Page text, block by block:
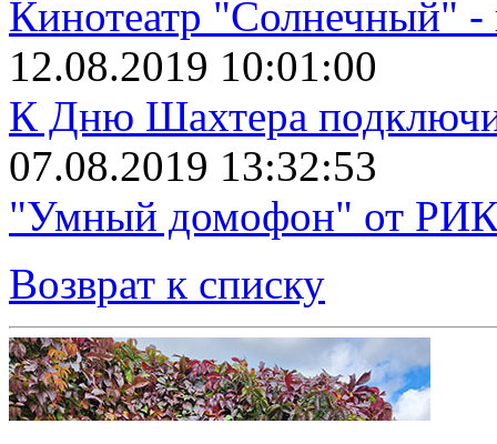
Кинотеатр
12.08.2019 10:01:00
К Дню Шахтера
07.08.2019 13:32:53
"Умный домофон" от
Возврат к списку